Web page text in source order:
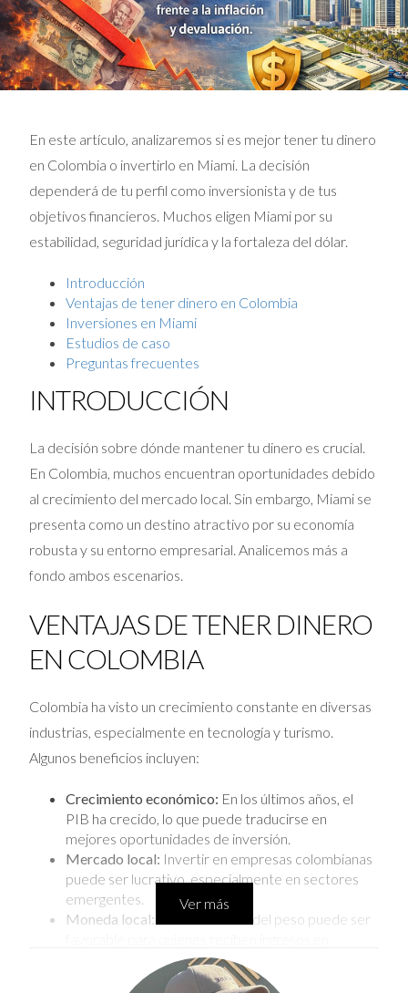
En este artículo, analizaremos si es mejor tener tu dinero
en Colombia o invertirlo en Miami. La decisión
dependerá de tu perfil como inversionista y de tus
objetivos financieros. Muchos eligen Miami por su
estabilidad, seguridad jurídica y la fortaleza del dólar.
Introducción
Ventajas de tener dinero en Colombia
Inversiones en Miami
Estudios de caso
Preguntas frecuentes
INTRODUCCIÓN
La decisión sobre dónde mantener tu dinero es crucial.
En Colombia, muchos encuentran oportunidades debido
al crecimiento del mercado local. Sin embargo, Miami se
presenta como un destino atractivo por su economía
robusta y su entorno empresarial. Analicemos más a
fondo ambos escenarios.
VENTAJAS DE TENER DINERO
EN COLOMBIA
Colombia ha visto un crecimiento constante en diversas
industrias, especialmente en tecnología y turismo.
Algunos beneficios incluyen:
Crecimiento económico: En los últimos años, el
PIB ha crecido, lo que puede traducirse en
mejores oportunidades de inversión.
Mercado local: Invertir en empresas colombianas
puede ser lucrativo, especialmente en sectores
emergentes.
Moneda local: La devaluación del peso puede ser
Ver más